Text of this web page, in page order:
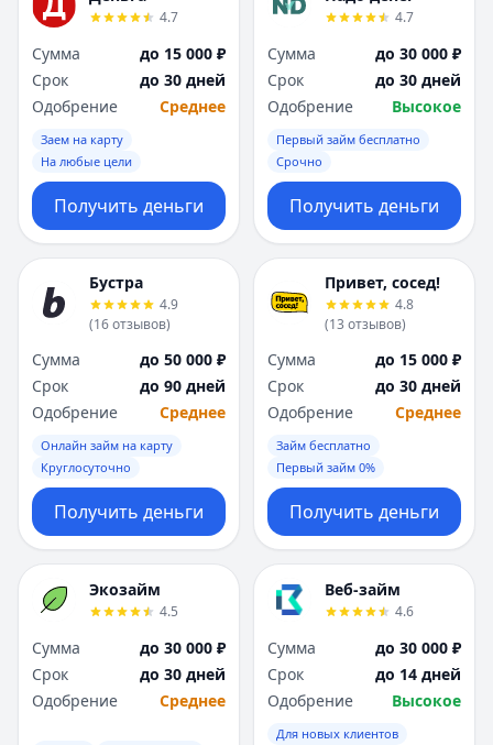
4.7
Сумма
до 15 000 ₽
Срок
до 30 дней
Одобрение
Среднее
Заем на карту
На любые цели
Получить деньги
4.7
Сумма
до 30 000 ₽
Срок
до 30 дней
Одобрение
Высокое
Первый займ бесплатно
Срочно
Получить деньги
Бустра
4.9
(16отзывов)
Сумма
до 50 000 ₽
Срок
до 90 дней
Одобрение
Среднее
Онлайн займ на карту
Круглосуточно
Получить деньги
Привет, сосед!
4.8
(13 отзывов)
Сумма
до 15 000 ₽
Срок
до 30 дней
Одобрение
Среднее
Займ бесплатно
Первый займ 0%
Получить деньги
Экозайм
4.5
Сумма
до 30 000 ₽
Срок
до 30 дней
Одобрение
Среднее
Веб-займ
4.6
Сумма
до 30 000 ₽
Срок
до 14 дней
Одобрение
Высокое
Для новых клиентов